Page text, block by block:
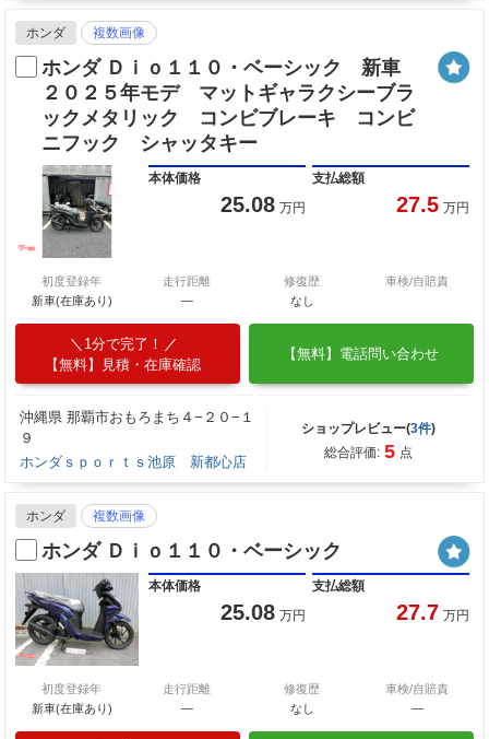
ホンダ 複数画像
ホンダ Ｄｉｏ１１０・ベーシック 新車
２０２５年モデ マットギャラクシーブラ
ックメタリック コンビブレーキ コンビ
ニフック シャッタキー
本体価格
25.08 万円
支払総額
27.5 万円
初度登録年
新車(在庫あり)
走行距離
―
修復歴
なし
車検/自賠責
1分で完了！
【無料】見積・在庫確認
【無料】電話問い合わせ
沖縄県 那覇市おもろまち４−２０−１
９
ホンダｓｐｏｒｔｓ池原 新都心店
ショップレビュー(3件)
総合評価: 5 点
ホンダ 複数画像
ホンダ Ｄｉｏ１１０・ベーシック
本体価格
25.08 万円
支払総額
27.7 万円
初度登録年
新車(在庫あり)
走行距離
―
修復歴
なし
車検/自賠責
―